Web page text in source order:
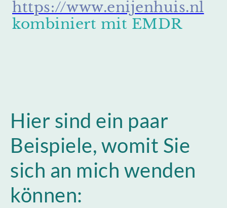
https://www.enijenhuis.nl
kombiniert mit EMDR
Hier sind ein paar
Beispiele, womit Sie
sich an mich wenden
können: